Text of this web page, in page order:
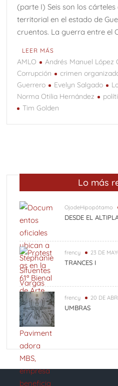
(parte I) Seis son los
territorial en el estado de
cruentos. La guerra entre el
LEER MÁS
AMLO Andrés Manuel López
Corrupción
crimen
Guerrero
Evelyn Salgado
Norma Otilia Hernández
Tim Golden
Lo más
OjodeHipopótamo
DESDE EL
frency 23 DE
TRANCES I
frency 20 DE
UMBRAS